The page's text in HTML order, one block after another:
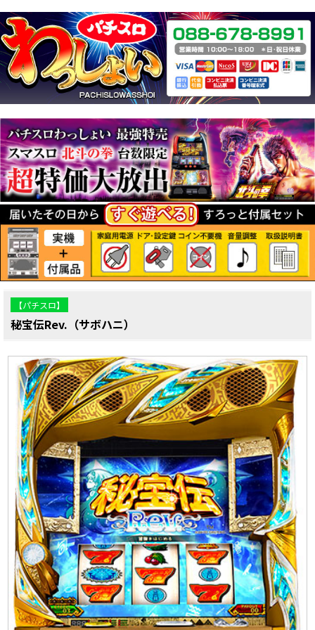
【パチスロ】
秘宝伝Rev.（サボハニ）